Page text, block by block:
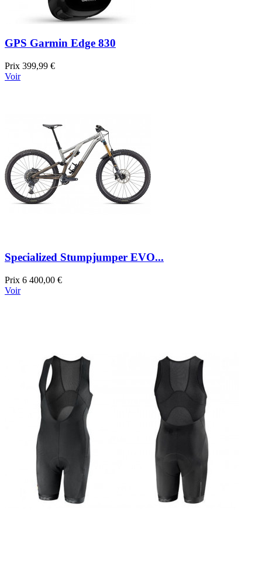
GPS Garmin Edge 830
Prix 399,99 €
Voir
Specialized Stumpjumper EVO...
Prix 6 400,00 €
Voir